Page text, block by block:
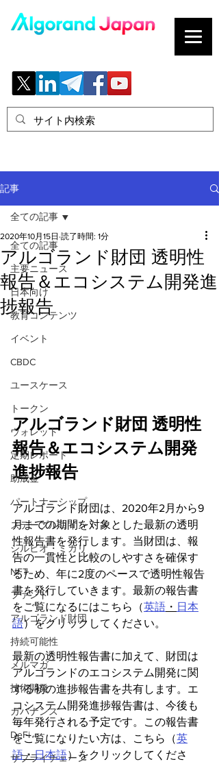
記事
全ての記事
主要ニュース
日本向け
教育コンテンツ
イベント
CBDC
ユースケース
トークン
ウォレット
定期レポート
助成金
パートナーシップ
ステーブルコイン
シルビオ・ミカリ
NFT
ファンド
アルゴランド財団
持続可能性
メルマガ
技術開発
ガバナンス
DeFi
サプライチェーン
全ての記事
アルゴランド財団 透明性
報告＆エコシステム開発進
捗報告
2020年10月15日 読了時間: 1分
アルゴランド財団 透明性
報告＆エコシステム開発
進捗報告
アルゴランド財団は、2020年2月から9
月までの期間を対象とした最新の透明
性報告書を発行します。当財団は、報
告の一貫性と比較のしやすさを確保す
るため、年に2度のペースで透明性報告
書を発行していきます。最新の報告書
をご覧になるにはこちら（英語 ・ 日本
語）をクリックしてください。
最新の透明性報告書に加えて、財団は
アルゴランドのエコシステム開発に関
する初の進捗報告書を共有します。エ
コシステム開発進捗報告書は、今後も
毎年発行される予定です。この報告書
をご覧になりたい方は、こちら（英
語・日本語）をクリックしてくださ